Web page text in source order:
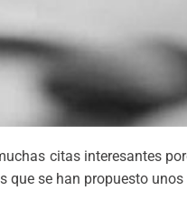
citas interesantes
se han propuesto unos